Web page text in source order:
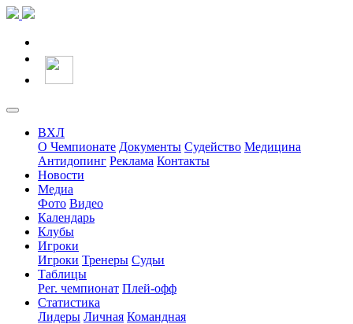
ВХЛ
О Чемпионате Документы Судейство Медицина
Антидопинг Реклама Контакты
Новости
Медиа
Фото Видео
Календарь
Клубы
Игроки
Игроки Тренеры Судьи
Таблицы
Рег. чемпионат Плей-офф
Статистика
Лидеры Личная Командная